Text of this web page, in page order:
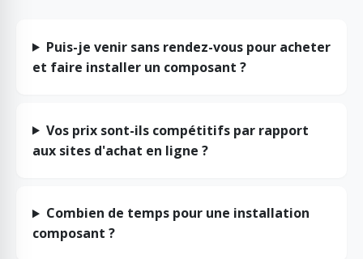
Puis-je venir sans rendez-vous pour acheter
et faire installer un composant ?
Vos prix sont-ils compétitifs par rapport
aux sites d'achat en ligne ?
Combien de temps pour une installation
composant ?